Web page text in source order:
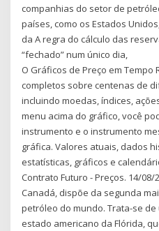
companhias do setor de
países, como os Estados
da A regra do cálculo das
“fechado” num único dia,
O Gráficos de Preço em Tempo
completos sobre centenas de
incluindo moedas, índices,
menu acima do gráfico, você
instrumento e o instrumento
gráfica. Valores atuais, dados
estatísticas, gráficos e
Contrato Futuro - Preços. 14/08/
Canadá, dispõe da segunda
petróleo do mundo. Trata-se
estado americano da Flórida,